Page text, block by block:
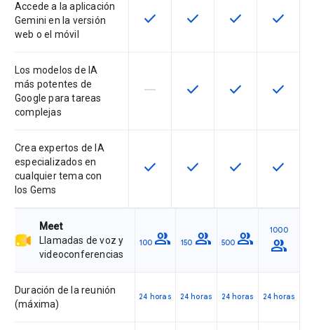
Accede a la aplicación
Gemini en la versión
web o el móvil
Esta función está disponible para
check Esta función está
check Esta función
check Esta
check
Los modelos de IA
más potentes de
Google para tareas
complejas
Esta función no es compatible con
horizontal_rule Esta función está
check Esta función
check Esta
check
Crea expertos de IA
especializados en
cualquier tema con
los Gems
Esta función está disponible para
check Esta función está
check Esta función
check Esta
check
Meet
Llamadas de voz y
videoconferencias
100 group 150 group 500 group 1000
group
Duración de la reunión
(máxima)
24 horas 24 horas 24 horas 24 horas